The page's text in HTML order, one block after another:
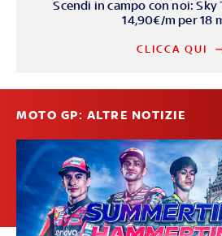
Scendi in campo con noi: Sky
14,90€/m per 18
CLICCA QUI
MOTO GP: ALTRE NOTIZIE